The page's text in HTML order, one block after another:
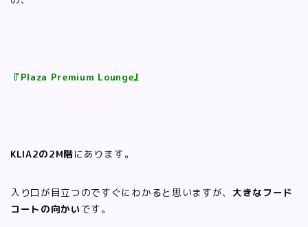
『Plaza Premium Lounge』
KLIA2の2M階にあります。
入り口が目立つのですぐにわかると思いますが、 大きなフード
コートの向かい です。